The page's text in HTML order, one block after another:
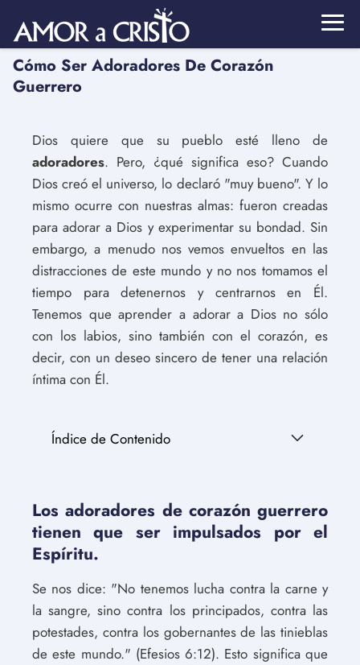
Cómo Ser Adoradores De Corazón
Guerrero
Dios quiere que su pueblo esté lleno de
adoradores. Pero, ¿qué significa eso? Cuando
Dios creó el universo, lo declaró "muy bueno". Y lo
mismo ocurre con nuestras almas: fueron creadas
para adorar a Dios y experimentar su bondad. Sin
embargo, a menudo nos vemos envueltos en las
distracciones de este mundo y no nos tomamos el
tiempo para detenernos y centrarnos en Él.
Tenemos que aprender a adorar a Dios no sólo
con los labios, sino también con el corazón, es
decir, con un deseo sincero de tener una relación
íntima con Él.
Índice de Contenido
Los adoradores de corazón guerrero
tienen que ser impulsados por el
Espíritu.
Se nos dice: "No tenemos lucha contra la carne y
la sangre, sino contra los principados, contra las
potestades, contra los gobernantes de las tinieblas
de este mundo." (Efesios 6:12). Esto significa que